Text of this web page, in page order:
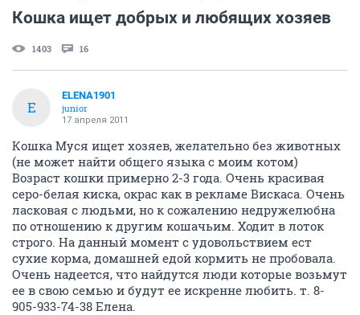
Кошка ищет добрых и любящих хозяев
1403 16
E
ELENA1901
junior
17 апреля 2011
Кошка Муся ищет хозяев, желательно без животных
(не может найти общего языка с моим котом)
Возраст кошки примерно 2-3 года. Очень красивая
серо-белая киска, окрас как в рекламе Вискаса. Очень
ласковая с людьми, но к сожалению недружелюбна
по отношению к другим кошачьим. Ходит в лоток
строго. На данный момент с удовольствием ест
сухие корма, домашней едой кормить не пробовала.
Очень надеется, что найдутся люди которые возьмут
ее в свою семью и будут ее искренне любить. т. 8-
905-933-74-38 Елена.